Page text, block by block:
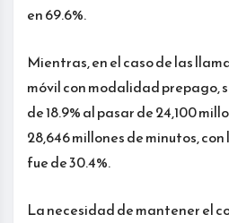
en 69.6%.
Mientras, en el caso de las
móvil con modalidad prepago,
de 18.9% al pasar de 24,100
28,646 millones de minutos,
fue de 30.4%.
La necesidad de mantener el